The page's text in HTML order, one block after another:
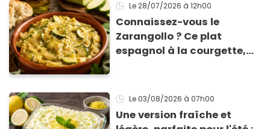
Le 28/07/2026 à 12h00
Connaissez-vous le
Zarangollo ? Ce plat
espagnol à la courgette,
Le 03/08/2026 à 07h00
Une version fraîche et